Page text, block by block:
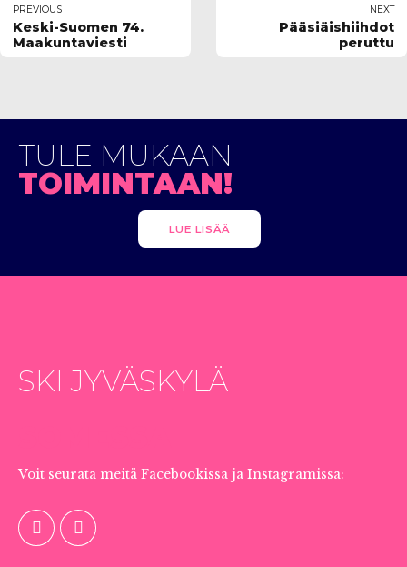
PREVIOUS
Keski-Suomen 74.
Maakuntaviesti
NEXT
Pääsiäishiihdot
peruttu
TULE MUKAAN
TOIMINTAAN!
LUE LISÄÄ
SKI JYVÄSKYLÄ
Voit seurata meitä Facebookissa ja Instagramissa: